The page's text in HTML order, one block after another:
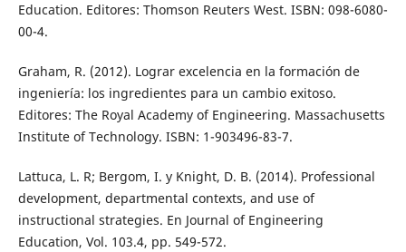
Education. Editores: Thomson Reuters West. ISBN: 098-6080-
00-4.
Graham, R. (2012). Lograr excelencia en la formación de
ingeniería: los ingredientes para un cambio exitoso.
Editores: The Royal Academy of Engineering. Massachusetts
Institute of Technology. ISBN: 1-903496-83-7.
Lattuca, L. R; Bergom, I. y Knight, D. B. (2014). Professional
development, departmental contexts, and use of
instructional strategies. En Journal of Engineering
Education, Vol. 103.4, pp. 549-572.